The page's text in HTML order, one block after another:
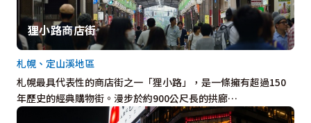
狸小路商店街
札幌最具代表性的商店街之一「狸小路」，是一條擁有超過150
年歷史的經典購物街。漫步於約900公尺長的拱廊…
札幌、定山溪地區